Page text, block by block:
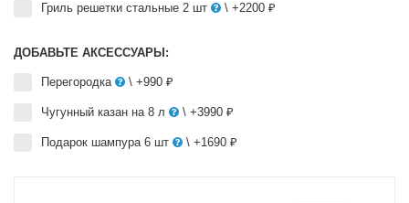
Гриль решетки стальные 2 шт \ +2200 ₽
ДОБАВЬТЕ АКСЕССУАРЫ:
Перегородка \ +990 ₽
Чугунный казан на 8 л \ +3990 ₽
Подарок шампура 6 шт \ +1690 ₽